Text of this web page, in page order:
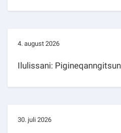
4. august 2026
Ilulissani:
30. juli 2026